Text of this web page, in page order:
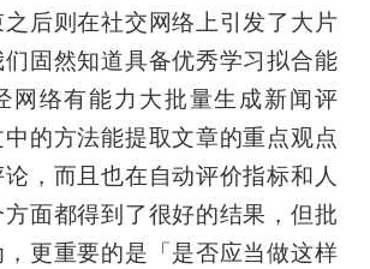
后则在社交网络上引发了大片
固然知道具备优秀学习拟合能
网络有能力大批量生成新闻评
的方法能提取文章的重点观点
，而且也在自动评价指标和人
面都得到了很好的结果，但批
更重要的是「是否应当做这样